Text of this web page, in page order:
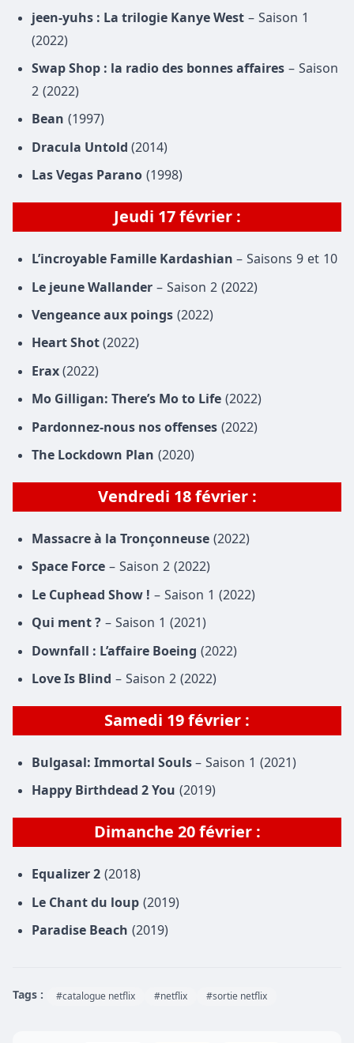
jeen-yuhs : La trilogie Kanye West – Saison 1
(2022)
Swap Shop : la radio des bonnes affaires – Saison
2 (2022)
Bean (1997)
Dracula Untold (2014)
Las Vegas Parano (1998)
Jeudi 17 février :
L’incroyable Famille Kardashian – Saisons 9 et 10
Le jeune Wallander – Saison 2 (2022)
Vengeance aux poings (2022)
Heart Shot (2022)
Erax (2022)
Mo Gilligan: There’s Mo to Life (2022)
Pardonnez-nous nos offenses (2022)
The Lockdown Plan (2020)
Vendredi 18 février :
Massacre à la Tronçonneuse (2022)
Space Force – Saison 2 (2022)
Le Cuphead Show ! – Saison 1 (2022)
Qui ment ? – Saison 1 (2021)
Downfall : L’affaire Boeing (2022)
Love Is Blind – Saison 2 (2022)
Samedi 19 février :
Bulgasal: Immortal Souls – Saison 1 (2021)
Happy Birthdead 2 You (2019)
Dimanche 20 février :
Equalizer 2 (2018)
Le Chant du loup (2019)
Paradise Beach (2019)
Tags : #catalogue netflix #netflix #sortie netflix